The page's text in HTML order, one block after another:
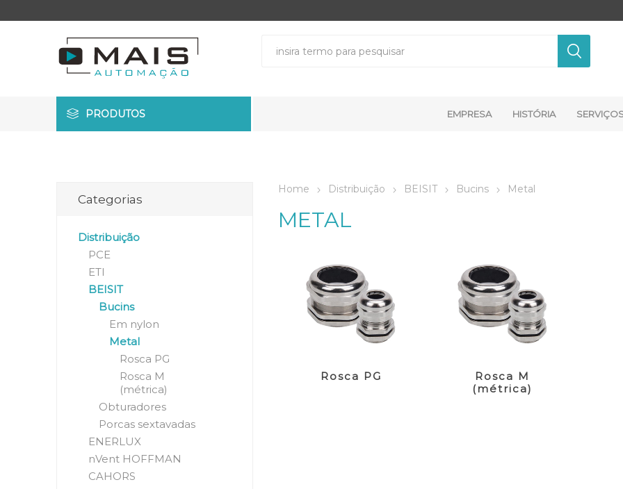
PRODUTOS EMPRESA HISTÓRIA
Home Distribuição BEISIT Bucins Metal
METAL
Rosca PG
Rosca M
(métrica)
Categorias
Distribuição
PCE
ETI
BEISIT
Bucins
Em nylon
Metal
Rosca PG
Rosca M
(métrica)
Obturadores
Porcas sextavadas
ENERLUX
nVent HOFFMAN
CAHORS